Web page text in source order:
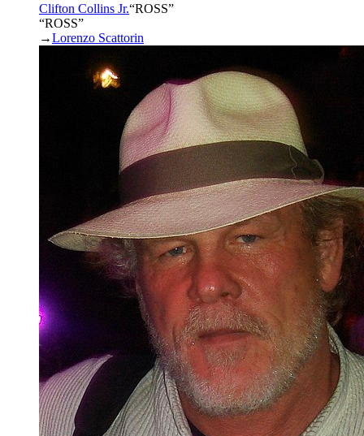
Clifton Collins Jr.“ROSS”
“ROSS”
→Lorenzo Scattorin